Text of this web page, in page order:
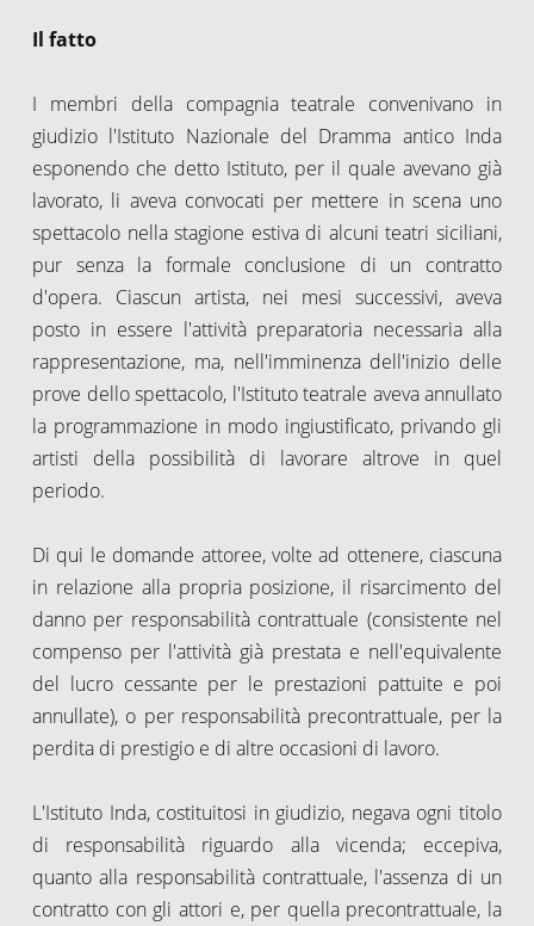
Il fatto
I membri della compagnia teatrale convenivano in
giudizio l'Istituto Nazionale del Dramma antico Inda
esponendo che detto Istituto, per il quale avevano già
lavorato, li aveva convocati per mettere in scena uno
spettacolo nella stagione estiva di alcuni teatri siciliani,
pur senza la formale conclusione di un contratto
d'opera. Ciascun artista, nei mesi successivi, aveva
posto in essere l'attività preparatoria necessaria alla
rappresentazione, ma, nell'imminenza dell'inizio delle
prove dello spettacolo, l'Istituto teatrale aveva annullato
la programmazione in modo ingiustificato, privando gli
artisti della possibilità di lavorare altrove in quel
periodo.
Di qui le domande attoree, volte ad ottenere, ciascuna
in relazione alla propria posizione, il risarcimento del
danno per responsabilità contrattuale (consistente nel
compenso per l'attività già prestata e nell'equivalente
del lucro cessante per le prestazioni pattuite e poi
annullate), o per responsabilità precontrattuale, per la
perdita di prestigio e di altre occasioni di lavoro.
L'Istituto Inda, costituitosi in giudizio, negava ogni titolo
di responsabilità riguardo alla vicenda; eccepiva,
quanto alla responsabilità contrattuale, l'assenza di un
contratto con gli attori e, per quella precontrattuale, la